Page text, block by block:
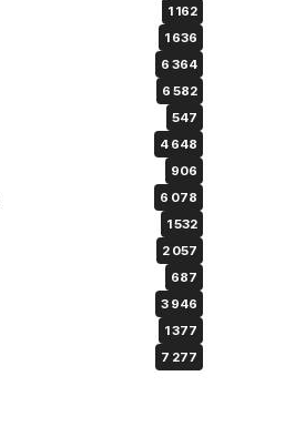
1 162
1 636
6 364
6 582
547
4 648
906
6 078
1 532
2 057
687
3 946
1 377
7 277